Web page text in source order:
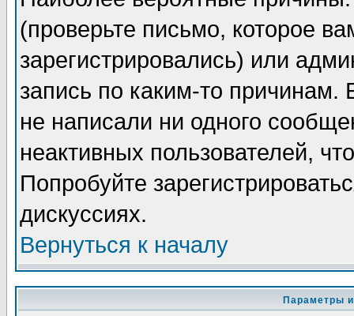
(проверьте письмо, которое
зарегистрировались) или
запись по каким-то
не написали ни одного
неактивных пользователей,
Попробуйте
дискуссиях.
Вернуться к началу
Параметры